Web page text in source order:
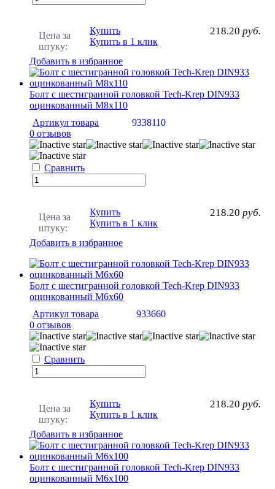
Цена за
штуку:
218.20 руб.
Купить
Купить в 1 клик
Добавить в избранное
Болт с шестигранной головкой Tech-Krep DIN933
оцинкованный М8х110
Артикул товара
9338110
0 отзывов
Сравнить
Цена за
штуку:
218.20 руб.
Купить
Купить в 1 клик
Добавить в избранное
Болт с шестигранной головкой Tech-Krep DIN933
оцинкованный М6х60
Артикул товара
933660
0 отзывов
Сравнить
Цена за
штуку:
218.20 руб.
Купить
Купить в 1 клик
Добавить в избранное
Болт с шестигранной головкой Tech-Krep DIN933
оцинкованный М6х100